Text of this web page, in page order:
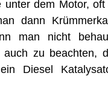
unter dem Motor,
dann
man nicht
zu beachten,
Diesel